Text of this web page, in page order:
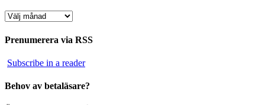
Arkiv
Prenumerera via RSS
Subscribe in a reader
Behov av betaläsare?